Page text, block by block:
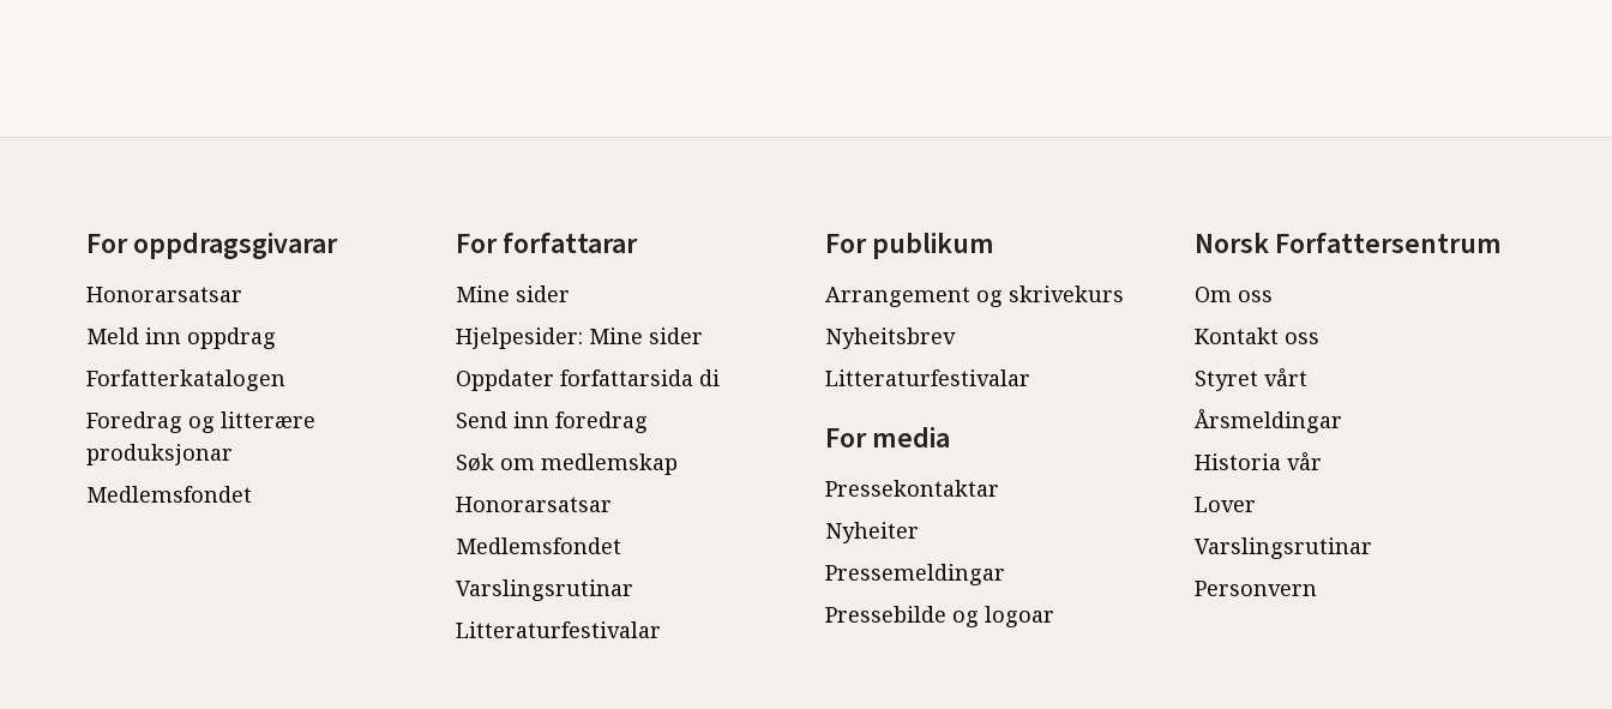
For oppdragsgivarar
Honorarsatsar
Meld inn oppdrag
Forfatterkatalogen
Foredrag og litterære
produksjonar
Medlemsfondet
For forfattarar
Mine sider
Hjelpesider: Mine sider
Oppdater forfattarsida di
Send inn foredrag
Søk om medlemskap
Honorarsatsar
Medlemsfondet
Varslingsrutinar
Litteraturfestivalar
For publikum
Arrangement og skrivekurs
Nyheitsbrev
Litteraturfestivalar
For media
Pressekontaktar
Nyheiter
Pressemeldingar
Pressebilde og logoar
Norsk Forfattersentrum
Om oss
Kontakt oss
Styret vårt
Årsmeldingar
Historia vår
Lover
Varslingsrutinar
Personvern